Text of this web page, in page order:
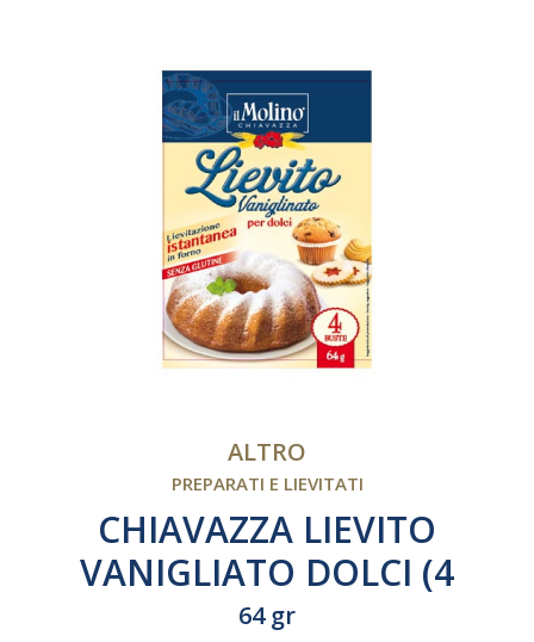
ALTRO
PREPARATI E LIEVITATI
CHIAVAZZA LIEVITO
VANIGLIATO DOLCI (4
buste)
64 gr